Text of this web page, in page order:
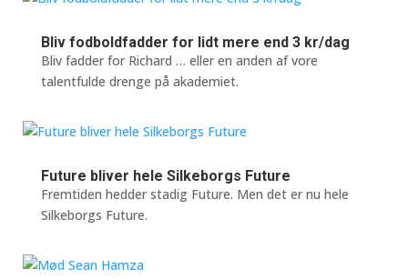
Bliv fodboldfadder for lidt mere end 3 kr/dag
Bliv fadder for Richard … eller en anden af vore
talentfulde drenge på akademiet.
Future bliver hele Silkeborgs Future
Fremtiden hedder stadig Future. Men det er nu hele
Silkeborgs Future.